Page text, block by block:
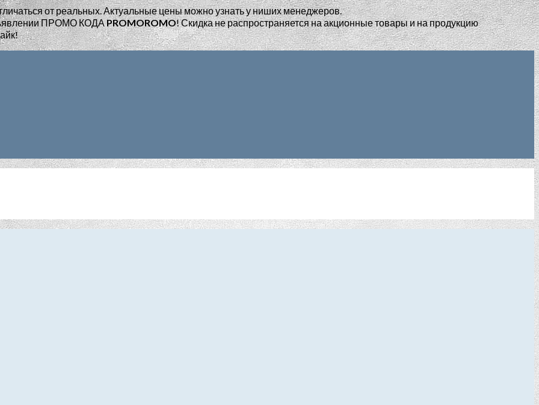
от реальных. Актуальные цены можно узнать у ниших менеджеров.
ПРОМО КОДАPROMOROMO!Скидка не распространяется на акционные товары и на продукцию